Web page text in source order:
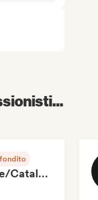
Rob Tavaglione/Catalyst Recording